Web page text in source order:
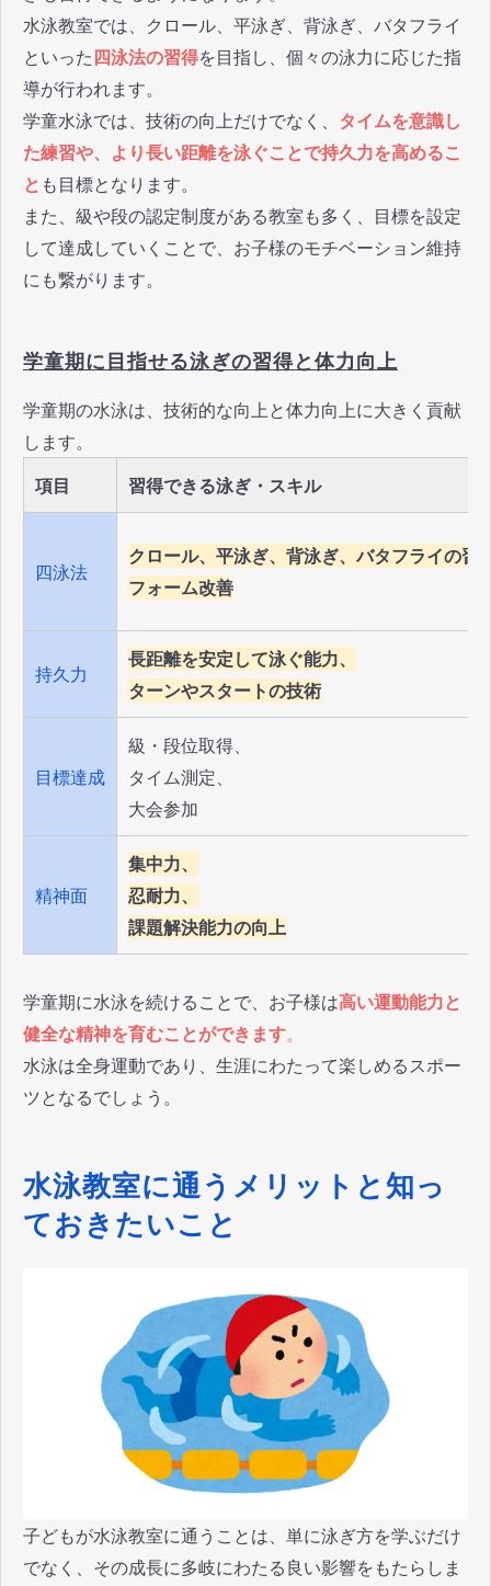
水泳教室では、クロール、平泳ぎ、背泳ぎ、バタフライ
といった四泳法の習得を目指し、個々の泳力に応じた指
導が行われます。
学童水泳では、技術の向上だけでなく、 タイムを意識し
た練習や、より長い距離を泳ぐことで持久力を高めるこ
と も目標となります。
また、級や段の認定制度がある教室も多く、目標を設定
して達成していくことで、お子様のモチベーション維持
にも繋がります。
学童期に目指せる泳ぎの習得と体力向上
学童期の水泳は、技術的な向上と体力向上に大きく貢献
します。
項目
習得できる泳ぎ・スキル
四泳法
クロール、平泳ぎ、背泳ぎ、バタフライの習
フォーム改善
持久力
長距離を安定して泳ぐ能力、
ターンやスタートの技術
目標達成
級・段位取得、
タイム測定、
大会参加
精神面
集中力、
忍耐力、
課題解決能力の向上
学童期に水泳を続けることで、お子様は高い運動能力と
健全な精神を育むことができます。
水泳は全身運動であり、生涯にわたって楽しめるスポー
ツとなるでしょう。
水泳教室に通うメリットと知っ
ておきたいこと
子どもが水泳教室に通うことは、単に泳ぎ方を学ぶだけ
でなく、その成長に多岐にわたる良い影響をもたらしま